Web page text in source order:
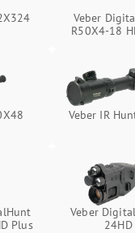
1000 ₽Veber
R50X4-18
Veber IR
Plus
Veber
24HD